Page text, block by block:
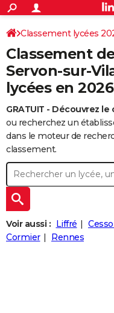
ACTUALITÉS
Politique
Société
Faits Divers
Education
Monde
Villes
+
SPORT
Coupe du monde 2026
Football
Tennis
Cyclisme
Rugby
Forum
Programme TV
TNT
Streaming
Cinéma
Sorties cinéma
Musique
+FINANCE
Retraite
Impôts
Epargne
Immobilier
Risques naturels par ville
Banque
Assurance
Crédit
AUTO
Essais
Réserver un essai
Citadines
Berlines
SUV
Forum auto
+
HIGH-TECH
BRICOLAGE
Forum
Aménagement intérieur
Extérieur
Cuisine
Salle de bains
Jardinage
Rangement
+WEEK-END
Guides de France
Escapades
Patrimoine
Expositions
Musées
Week-end nature
+
LIFESTYLE
Art de vivre
Bien-être
Loisirs
Mode
Modes de vie
+SANTE
Classement lycées
Classement
Servon-sur-
lycées en
GRATUIT - Découvrez
ou recherchez un
dans le moteur de
classement.
Voir aussi : Liffré
Cormier
Rennes